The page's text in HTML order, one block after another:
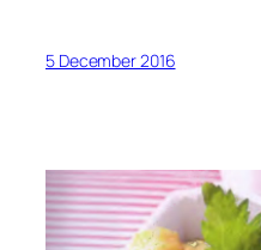
5 December 2016